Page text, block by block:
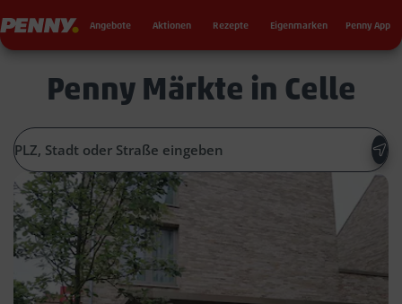
Penny Angebote Aktionen Rezepte Eigenmarken Penny App
Penny Märkte in Celle